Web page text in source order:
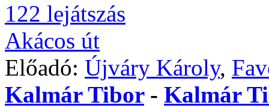
122 lejátszás
Akácos út
Előadó: Újváry Károly,
Kalmár Tibor- Kalmár